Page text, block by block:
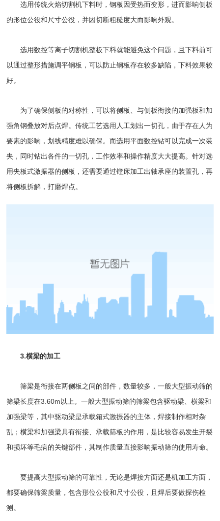
选用传统火焰切割机下料时，钢板因受热而变形，进而影响侧板
的形位公役和尺寸公役，并因切断粗糙度大而影响外观。
选用数控等离子切割机整板下料就能避免这个问题，且下料前可
以通过整形措施调平钢板，可以防止钢板存在较多缺陷，下料效果较
好。
为了确保侧板的对称性，可以将侧板、与侧板衔接的加强板和加
强角钢叠放对后点焊。传统工艺选用人工划出一切孔，由于存在人为
要素的影响，划线精度难以确保。而选用平面数控钻可以完成一次装
夹，同时钻出各件的一切孔，工作效率和操作精度大大提高。针对选
用夹板式激振器的侧板，还需要通过镗床加工出轴承座的装置孔，再
将侧板拆解，打磨焊点。
3.横梁的加工
筛梁是衔接在两侧板之间的部件，数量较多，一般大型振动筛的
筛梁长度在3.60m以上。一般大型振动筛的筛梁包含驱动梁、横梁和
加强梁等，其中驱动梁是承载箱式激振器的主体，焊接制作相对杂
乱；横梁和加强梁具有衔接、承载筛板的作用，是比较容易发生开裂
和损坏等毛病的关键部件，其制作质量直接影响振动筛的使用寿命。
要提高大型振动筛的可靠性，无论是焊接方面还是机加工方面，
都要确保筛梁质量，包含形位公役和尺寸公役，且焊后要做探伤检
测。